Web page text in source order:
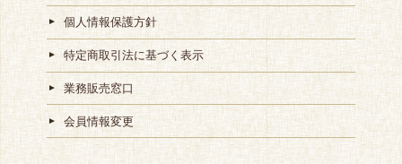
個人情報保護方針
特定商取引法に基づく表示
業務販売窓口
会員情報変更